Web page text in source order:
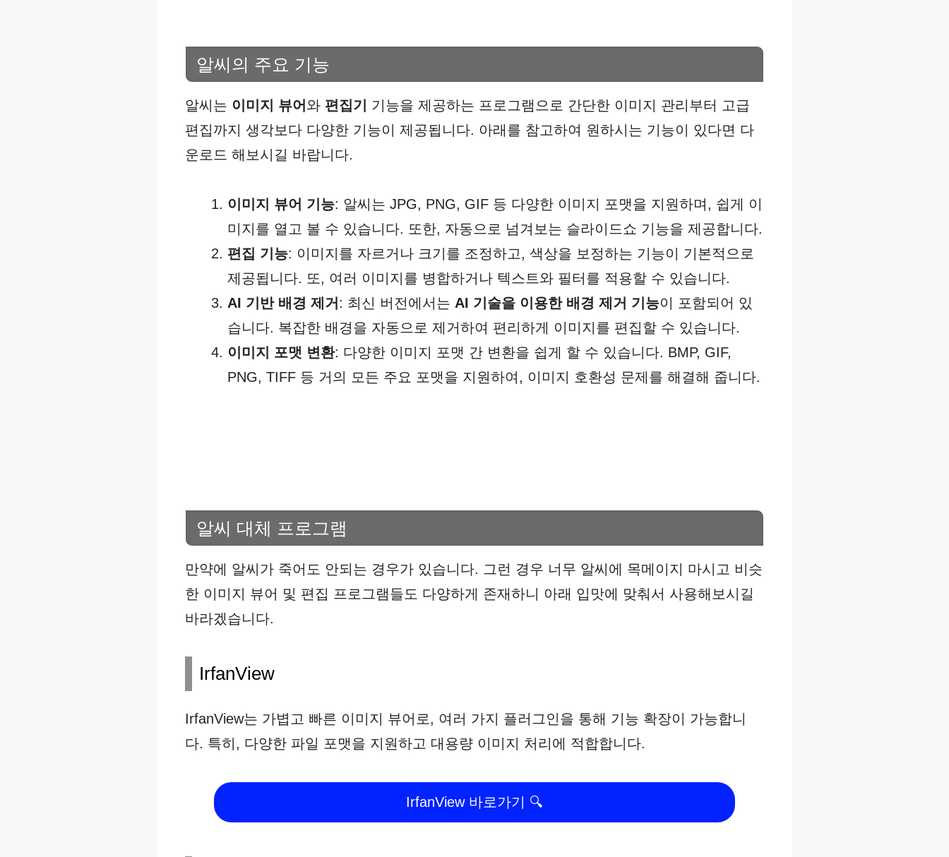
알씨의 주요 기능
알씨는 이미지 뷰어 와 편집기 기능을 제공하는 프로그램으로 간단한 이미지 관리부터 고급
편집까지 생각보다 다양한 기능이 제공됩니다. 아래를 참고하여 원하시는 기능이 있다면 다
운로드 해보시길 바랍니다.
이미지 뷰어 기능: 알씨는 JPG, PNG, GIF 등 다양한 이미지 포맷을 지원하며, 쉽게 이
미지를 열고 볼 수 있습니다. 또한, 자동으로 넘겨보는 슬라이드쇼 기능을 제공합니다.
편집 기능: 이미지를 자르거나 크기를 조정하고, 색상을 보정하는 기능이 기본적으로
제공됩니다. 또, 여러 이미지를 병합하거나 텍스트와 필터를 적용할 수 있습니다.
AI 기반 배경 제거 : 최신 버전에서는 AI 기술을 이용한 배경 제거 기능이 포함되어 있
습니다. 복잡한 배경을 자동으로 제거하여 편리하게 이미지를 편집할 수 있습니다.
이미지 포맷 변환: 다양한 이미지 포맷 간 변환을 쉽게 할 수 있습니다. BMP, GIF,
PNG, TIFF 등 거의 모든 주요 포맷을 지원하여, 이미지 호환성 문제를 해결해 줍니다.
알씨 대체 프로그램
만약에 알씨가 죽어도 안되는 경우가 있습니다. 그런 경우 너무 알씨에 목메이지 마시고 비슷
한 이미지 뷰어 및 편집 프로그램들도 다양하게 존재하니 아래 입맛에 맞춰서 사용해보시길
바라겠습니다.
IrfanView
IrfanView는 가볍고 빠른 이미지 뷰어로, 여러 가지 플러그인을 통해 기능 확장이 가능합니
다. 특히, 다양한 파일 포맷을 지원하고 대용량 이미지 처리에 적합합니다.
IrfanView 바로가기 🔍